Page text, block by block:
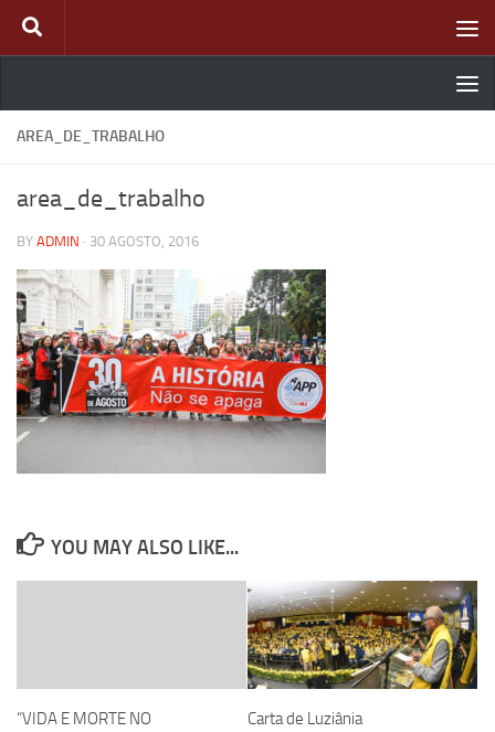
Skip to content
AREA_DE_TRABALHO
area_de_trabalho
BY ADMIN · 30 AGOSTO, 2016
YOU MAY ALSO LIKE...
“VIDA E MORTE NO
Carta de Luziânia